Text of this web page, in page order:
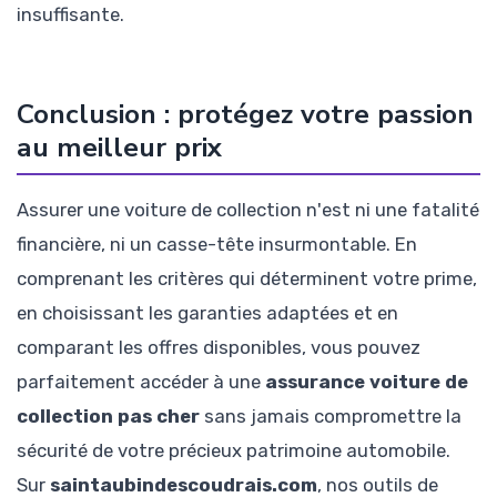
insuffisante.
Conclusion : protégez votre passion
au meilleur prix
Assurer une voiture de collection n'est ni une fatalité
financière, ni un casse-tête insurmontable. En
comprenant les critères qui déterminent votre prime,
en choisissant les garanties adaptées et en
comparant les offres disponibles, vous pouvez
parfaitement accéder à une assurance voiture de
collection pas cher sans jamais compromettre la
sécurité de votre précieux patrimoine automobile.
Sur saintaubindescoudrais.com, nos outils de